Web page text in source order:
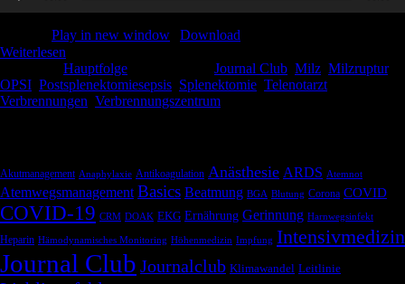
Play in new window
Download
Weiterlesen
Hauptfolge Journal Club Milz Milzruptur,
OPSI Postsplenektomiesepsis Splenektomie Telenotarzt
Verbrennungen Verbrennungszentrum
Akutmanagement Anaphylaxie Antikoagulation Anästhesie ARDS Atemnot
Atemwegsmanagement Basics Beatmung BGA Blutung Corona COVID
COVID-19 CRM DOAK EKG Ernährung Gerinnung Harnwegsinfekt
Heparin Hämodynamisches Monitoring Höhenmedizin Impfung Intensivmedizin
Journal Club Journalclub Klimawandel Leitlinie